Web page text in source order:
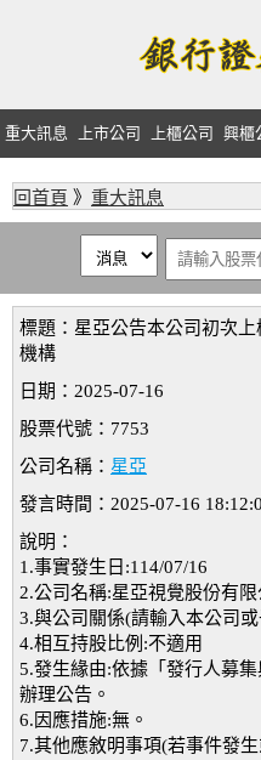
重大訊息 上市公司 上櫃公司 興櫃
回首頁 》 重大訊息
標題：星亞公告本公司初次
機構
日期：2025-07-16
股票代號：7753
公司名稱： 星亞
發言時間：2025-07-16
說明：
1.事實發生日:114/07/16
2.公司名稱:星亞視覺股份有限
3.與公司關係(請輸入本公司
4.相互持股比例:不適用
5.發生緣由:依據「發行人募
辦理公告。
6.因應措施:無。
7.其他應敘明事項(若事件發